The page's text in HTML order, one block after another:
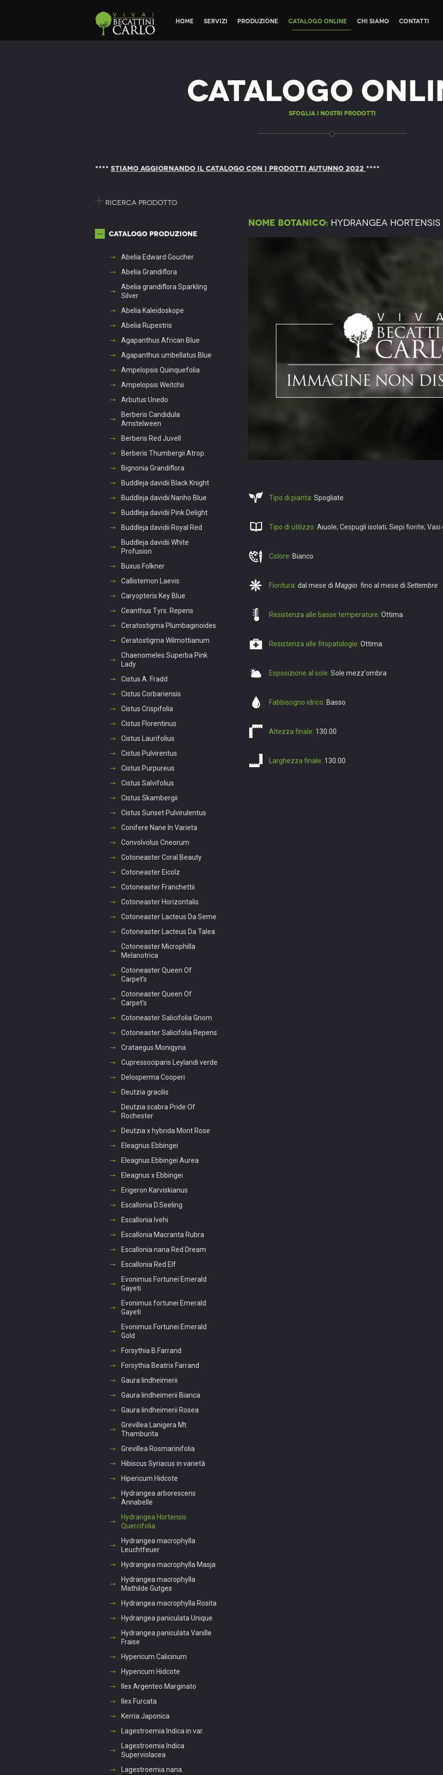
Home Servizi Produzione Catalogo Online Chi siamo Contatti
Catalogo
Sfoglia i nostri prodotti
**** STIAMO AGGIORNANDO IL CATALOGO CON I PRODOTTI AUTUNNO 2022 ****
Ricerca prodotto
Catalogo produzione
Abelia Edward Goucher
Abelia Grandiflora
Abelia grandiflora Sparkling
Silver
Abelia Kaleidoskope
Abelia Rupestris
Agapanthus African Blue
Agapanthus umbellatus Blue
Ampelopsis Quinquefolia
Ampelopsis Weitchii
Arbutus Unedo
Berberis Candidula
Amstelween
Berberis Red Juvell
Berberis Thumbergii Atrop.
Bignonia Grandiflora
Buddleja davidii Black Knight
Buddleja davidii Nanho Blue
Buddleja davidii Pink Delight
Buddleja davidii Royal Red
Buddleja davidii White
Profusion
Buxus Folkner
Callistemon Laevis
Caryopteris Key Blue
Ceanthus Tyrs. Repens
Ceratostigma Plumbaginoides
Ceratostigma Wilmottianum
Chaenomeles Superba Pink
Lady
Cistus A. Fradd
Cistus Corbariensis
Cistus Crispifolia
Cistus Florentinus
Cistus Laurifolius
Cistus Pulvirentus
Cistus Purpureus
Cistus Salvifolius
Cistus Skambergii
Cistus Sunset Pulvirulentus
Conifere Nane In Varieta
Convolvolus Cneorum
Cotoneaster Coral Beauty
Cotoneaster Eicolz
Cotoneaster Franchettii
Cotoneaster Horizontalis
Cotoneaster Lacteus Da Seme
Cotoneaster Lacteus Da Talea
Cotoneaster Microphilla
Melanotrica
Cotoneaster Queen Of
Carpet's
Cotoneaster Queen Of
Carpet's
Cotoneaster Salicifolia Gnom
Cotoneaster Salicifolia Repens
Crataegus Monigyna
Cupressociparis Leylandi verde
Delosperma Cooperi
Deutzia gracilis
Deutzia scabra Pride Of
Rochester
Deutzia x hybrida Mont Rose
Eleagnus Ebbingei
Eleagnus Ebbingei Aurea
Eleagnus x Ebbingei
Erigeron Karviskianus
Escallonia D.Seeling
Escallonia Ivehi
Escallonia Macranta Rubra
Escallonia nana Red Dream
Escallonia Red Elf
Evonimus Fortunei Emerald
Gayeti
Evonimus fortunei Emerald
Gayeti
Evonimus Fortunei Emerald
Gold
Forsythia B.Farrand
Forsythia Beatrix Farrand
Gaura lindheimerii
Gaura lindheimerii Bianca
Gaura lindheimerii Rosea
Grevillea Lanigera Mt.
Thamburita
Grevillea Rosmarinifolia
Hibiscus Syriacus in varietà
Hipericum Hidcote
Hydrangea arborescens
Annabelle
Hydrangea Hortensis
Quercifolia
Hydrangea macrophylla
Leuchtfeuer
Hydrangea macrophylla Masja
Hydrangea macrophylla
Mathilde Gutges
Hydrangea macrophylla Rosita
Hydrangea paniculata Unique
Hydrangea paniculata Vanille
Fraise
Hypericum Calicinum
Hypericum Hidcote
Ilex Argenteo Marginato
Ilex Furcata
Kerria Japonica
Lagestroemia Indica in var.
Lagestroemia Indica
Superviolacea
Lagestroemia nana
Nome botanico: Hydrangea
Tipo di pianta: Spogliate
Tipo di utilizzo: Aiuole; Cespugli isolati; Siepi fiorite; Vasi
Colore: Bianco
Fioritura: dal mese di Maggio fino al mese di Settembre
Resistenza alle basse temperature: Ottima
Resistenza alle fitopatologie: Ottima
Esposizione al sole: Sole mezz'ombra
Fabbisogno idrico: Basso
Altezza finale: 130.00
Larghezza finale: 130.00